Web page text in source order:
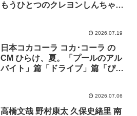
もうひとつのクレヨンしんちゃん
2026.07.19
日本コカコーラ コカ･コーラ の
CM ひらけ、夏。「プールのアル
バイト」篇「ドライブ」篇「ぴっ
2026.07.06
高橋文哉 野村康太 久保史緒里 南